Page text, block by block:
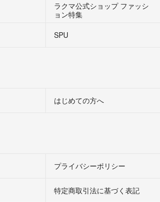
ラクマ公式ショップ ファッシ
ョン特集
SPU
はじめての方へ
プライバシーポリシー
特定商取引法に基づく表記